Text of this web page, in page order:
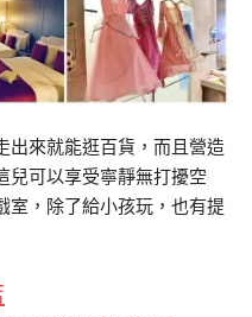
出來就能逛百貨，而且營造
兒可以享受寧靜無打擾空
室，除了給小孩玩，也有提